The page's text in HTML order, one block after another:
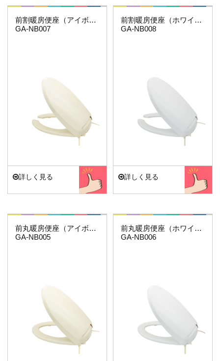
これエエやん
前割暖房便座（アイボリー）
GA-NB007
詳しく見る
これエエやん
前割暖房便座（ホワイト）
GA-NB008
詳しく見る
前丸暖房便座（アイボリー）
GA-NB005
前丸暖房便座（ホワイト）
GA-NB006